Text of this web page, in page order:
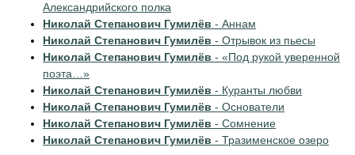
Александрийского полка
Николай Степанович Гумилёв - Аннам
Николай Степанович Гумилёв - Отрывок из пьесы
Николай Степанович Гумилёв - «Под рукой уверенной
поэта…»
Николай Степанович Гумилёв - Куранты любви
Николай Степанович Гумилёв - Основатели
Николай Степанович Гумилёв - Сомнение
Николай Степанович Гумилёв - Тразименское озеро